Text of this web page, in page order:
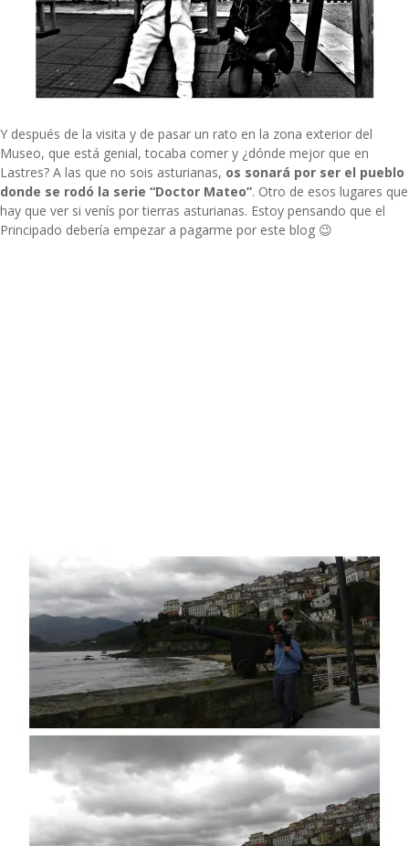
Y después de la visita y de pasar un rato en la zona exterior del
Museo, que está genial, tocaba comer y ¿dónde mejor que en
Lastres? A las que no sois asturianas, os sonará por ser el pueblo
donde se rodó la serie “Doctor Mateo”. Otro de esos lugares que
hay que ver si venís por tierras asturianas. Estoy pensando que el
Principado debería empezar a pagarme por este blog 😉